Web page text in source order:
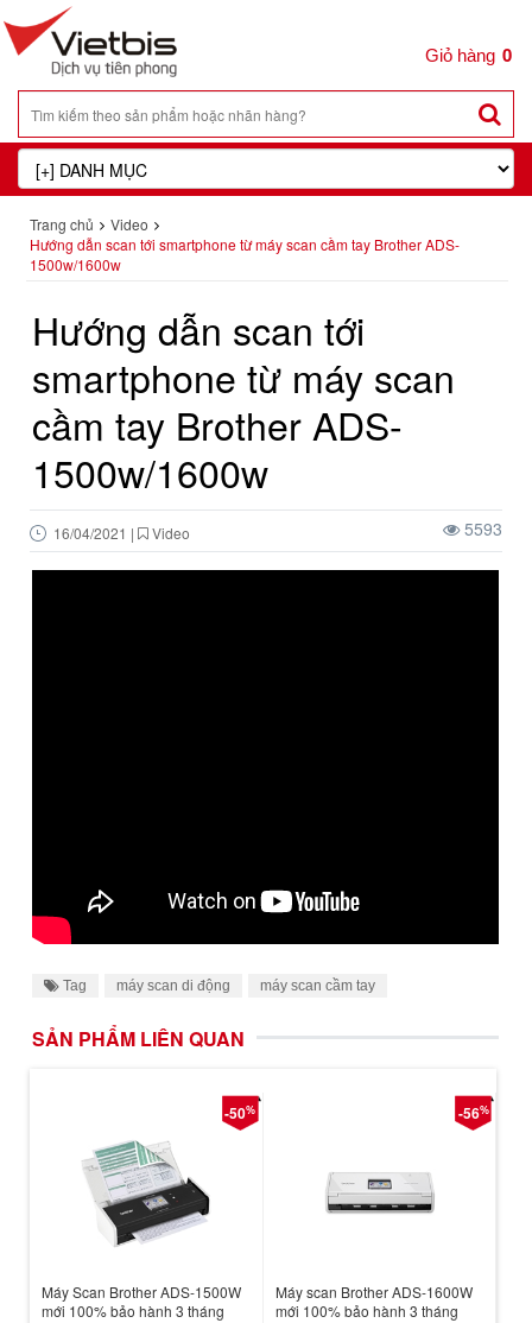
0
Trang chủ
Video
Hướng dẫn scan tới smartphone từ máy scan cầm tay Brother ADS-
1500w/1600w
Hướng dẫn scan tới
smartphone từ máy scan
cầm tay Brother ADS-
1500w/1600w
16/04/2021 | Video 5593
Tag máy scan di động máy scan cầm tay
SẢN PHẨM LIÊN QUAN
-50%
Máy Scan Brother ADS-1500W
mới 100% bảo hành 3 tháng
-56%
Máy scan Brother ADS-1600W
mới 100% bảo hành 3 tháng